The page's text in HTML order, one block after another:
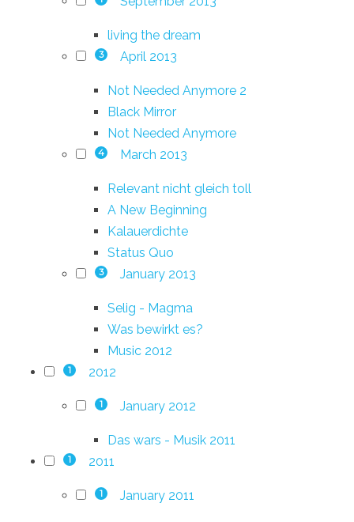
living the dream
3 April 2013
Not Needed Anymore 2
Black Mirror
Not Needed Anymore
4 March 2013
Relevant nicht gleich toll
A New Beginning
Kalauerdichte
Status Quo
3 January 2013
Selig - Magma
Was bewirkt es?
Music 2012
1 2012
1 January 2012
Das wars - Musik 2011
1 2011
1 January 2011